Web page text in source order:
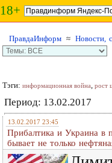
18+
ПравдаИнформ ≈ Новости,
Тэги: информационная война, рост
Период: 13.02.2017
13.02.2017 23:45
Прибалтика и Украина в
бывает не только